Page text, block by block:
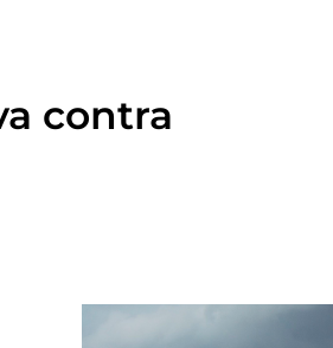
contra